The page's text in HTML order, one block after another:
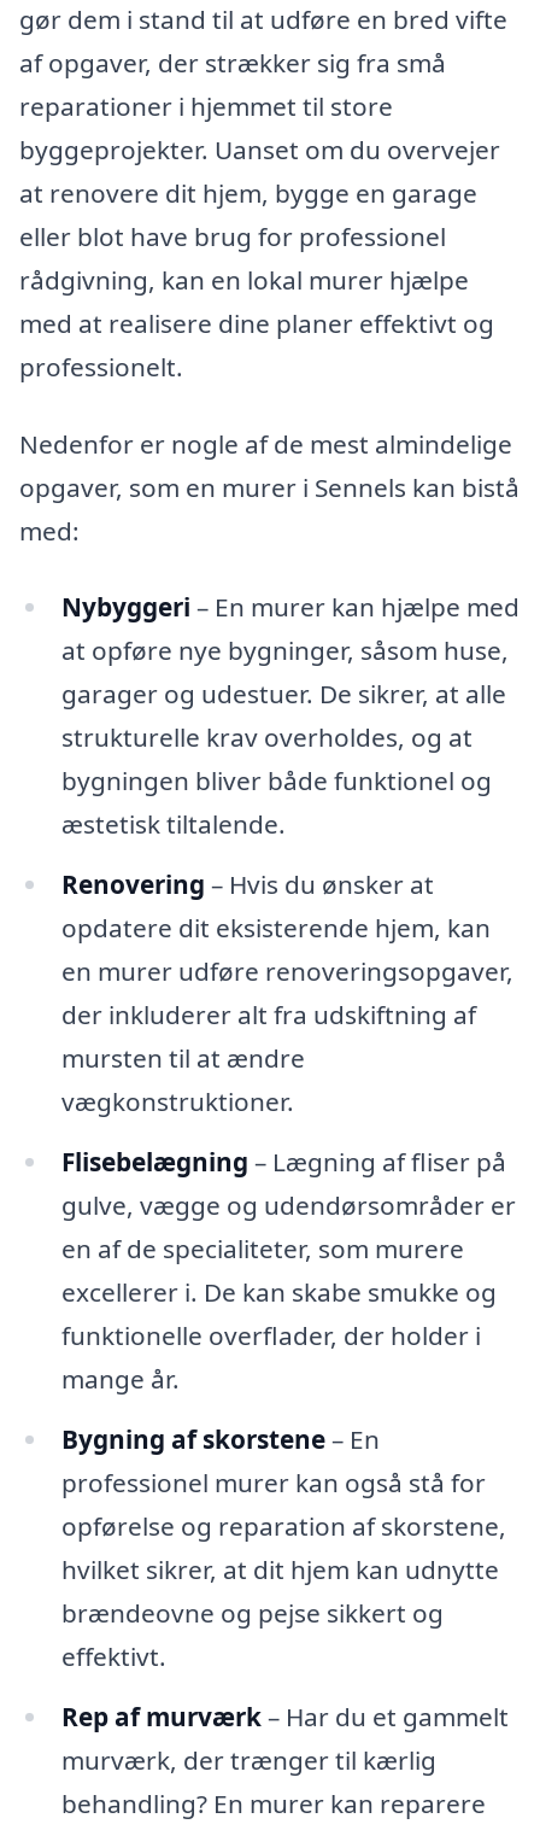
gør dem i stand til at udføre en bred vifte
af opgaver, der strækker sig fra små
reparationer i hjemmet til store
byggeprojekter. Uanset om du overvejer
at renovere dit hjem, bygge en garage
eller blot have brug for professionel
rådgivning, kan en lokal murer hjælpe
med at realisere dine planer effektivt og
professionelt.
Nedenfor er nogle af de mest almindelige
opgaver, som en murer i Sennels kan bistå
med:
Nybyggeri – En murer kan hjælpe med
at opføre nye bygninger, såsom huse,
garager og udestuer. De sikrer, at alle
strukturelle krav overholdes, og at
bygningen bliver både funktionel og
æstetisk tiltalende.
Renovering – Hvis du ønsker at
opdatere dit eksisterende hjem, kan
en murer udføre renoveringsopgaver,
der inkluderer alt fra udskiftning af
mursten til at ændre
vægkonstruktioner.
Flisebelægning – Lægning af fliser på
gulve, vægge og udendørsområder er
en af de specialiteter, som murere
excellerer i. De kan skabe smukke og
funktionelle overflader, der holder i
mange år.
Bygning af skorstene– En
professionel murer kan også stå for
opførelse og reparation af skorstene,
hvilket sikrer, at dit hjem kan udnytte
brændeovne og pejse sikkert og
effektivt.
Rep af murværk– Har du et gammelt
murværk, der trænger til kærlig
behandling? En murer kan reparere